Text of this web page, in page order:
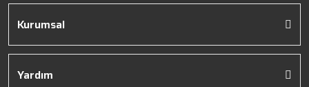
Kurumsal
Yardım